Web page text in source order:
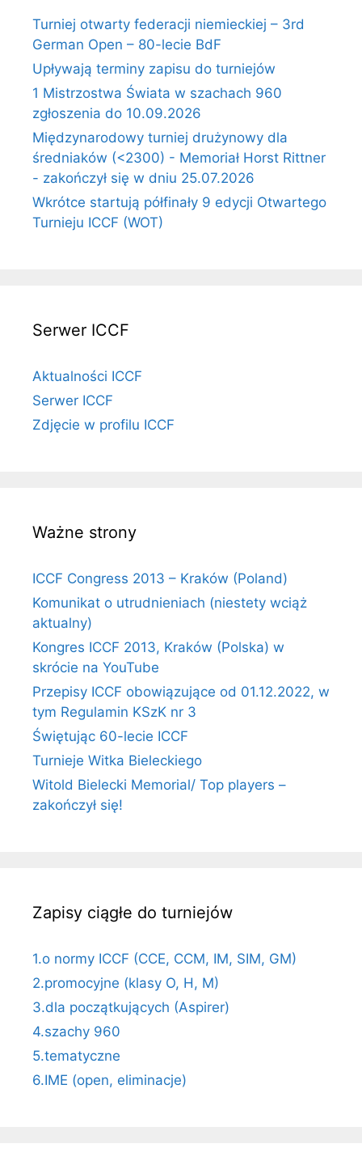
Turniej otwarty federacji niemieckiej – 3rd
German Open – 80-lecie BdF
Upływają terminy zapisu do turniejów
1 Mistrzostwa Świata w szachach 960
zgłoszenia do 10.09.2026
Międzynarodowy turniej drużynowy dla
średniaków (<2300) - Memoriał Horst Rittner
- zakończył się w dniu 25.07.2026
Wkrótce startują półfinały 9 edycji Otwartego
Turnieju ICCF (WOT)
Serwer ICCF
Aktualności ICCF
Serwer ICCF
Zdjęcie w profilu ICCF
Ważne strony
ICCF Congress 2013 – Kraków (Poland)
Komunikat o utrudnieniach (niestety wciąż
aktualny)
Kongres ICCF 2013, Kraków (Polska) w
skrócie na YouTube
Przepisy ICCF obowiązujące od 01.12.2022, w
tym Regulamin KSzK nr 3
Świętując 60-lecie ICCF
Turnieje Witka Bieleckiego
Witold Bielecki Memorial/ Top players –
zakończył się!
Zapisy ciągłe do turniejów
1.o normy ICCF (CCE, CCM, IM, SIM, GM)
2.promocyjne (klasy O, H, M)
3.dla początkujących (Aspirer)
4.szachy 960
5.tematyczne
6.IME (open, eliminacje)